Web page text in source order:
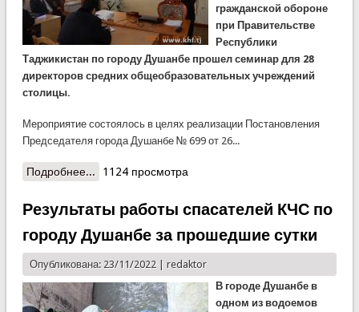
гражданской обороне
при Правительстве
Республики
Таджикистан по городу Душанбе прошел семинар для 28
директоров средних общеобразовательных учреждений
столицы.
Мероприятие состоялось в целях реализации Постановления
Председателя города Душанбе № 699 от 26...
Подробнее... о Семинар для директоров средних
1124 просмотра
Результаты работы спасателей КЧС по
городу Душанбе за прошедшие сутки
Опубликована: 23/11/2022 | redaktor
В городе Душанбе в
одном из водоемов